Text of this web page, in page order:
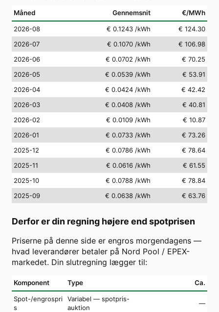
Måned Gennemsnit €/MWh
2026-08 € 0.1243 /kWh
€ 124.30
2026-07
€ 0.1070 /kWh
€ 106.98
2026-06
€ 0.0702 /kWh
€ 70.25
2026-05
€ 0.0539 /kWh
€ 53.91
2026-04
€ 0.0424 /kWh
€ 42.42
2026-03
€ 0.0408 /kWh
€ 40.81
2026-02
€ 0.0109 /kWh
€ 10.87
2026-01
€ 0.0733 /kWh
€ 73.26
2025-12
€ 0.0786 /kWh
€ 78.64
2025-11
€ 0.0616 /kWh
€ 61.55
2025-10
€ 0.0788 /kWh
€ 78.84
2025-09
€ 0.0638 /kWh € 63.76
Derfor er din regning højere end spotprisen
Priserne på denne side er engros morgendagens —
hvad leverandører betaler på Nord Pool / EPEX-
markedet. Din slutregning lægger til:
Komponent Type Ca.
Spot-/engrospri
s
Variabel — spotpris-
auktion
—